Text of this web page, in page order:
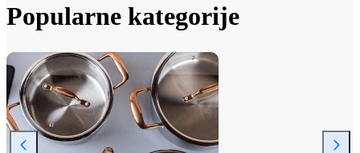
Popularne kategorije